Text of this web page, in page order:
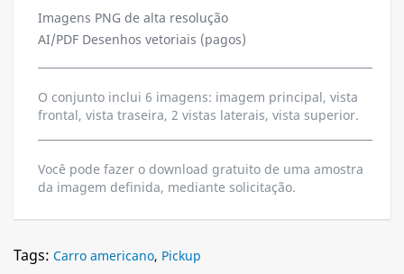
Imagens PNG de alta resolução
AI/PDF Desenhos vetoriais (pagos)
O conjunto inclui 6 imagens: imagem principal, vista
frontal, vista traseira, 2 vistas laterais, vista superior.
Você pode fazer o download gratuito de uma amostra
da imagem definida, mediante solicitação.
Tags: Carro americano, Pickup